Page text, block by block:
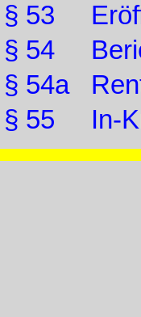
§ 53
§ 54
§ 54a
§ 55 In-